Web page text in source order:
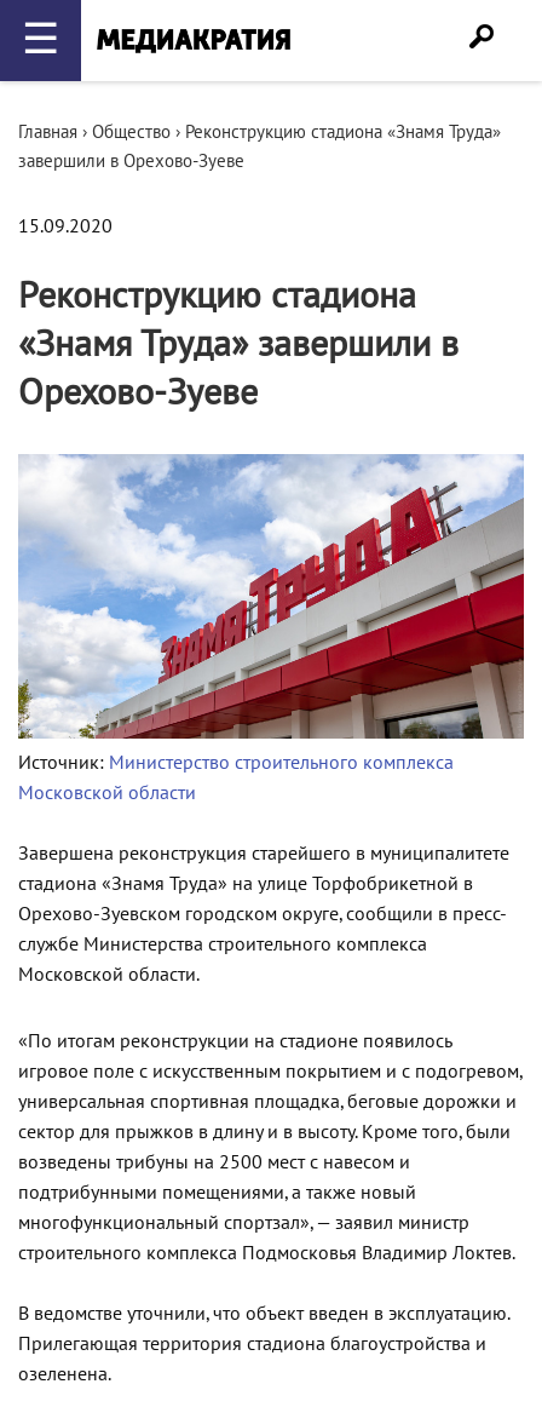
☰
Главная › Общество › Реконструкцию стадиона «Знамя Труда»
завершили в Орехово-Зуеве
15.09.2020
Реконструкцию стадиона
«Знамя Труда» завершили в
Орехово-Зуеве
Источник: Министерство строительного комплекса
Московской области
Завершена реконструкция старейшего в муниципалитете
стадиона «Знамя Труда» на улице Торфобрикетной в
Орехово-Зуевском городском округе, сообщили в пресс-
службе Министерства строительного комплекса
Московской области.
«По итогам реконструкции на стадионе появилось
игровое поле с искусственным покрытием и с подогревом,
универсальная спортивная площадка, беговые дорожки и
сектор для прыжков в длину и в высоту. Кроме того, были
возведены трибуны на 2500 мест с навесом и
подтрибунными помещениями, а также новый
многофункциональный спортзал», — заявил министр
строительного комплекса Подмосковья Владимир Локтев.
В ведомстве уточнили, что объект введен в эксплуатацию.
Прилегающая территория стадиона благоустройства и
озеленена.